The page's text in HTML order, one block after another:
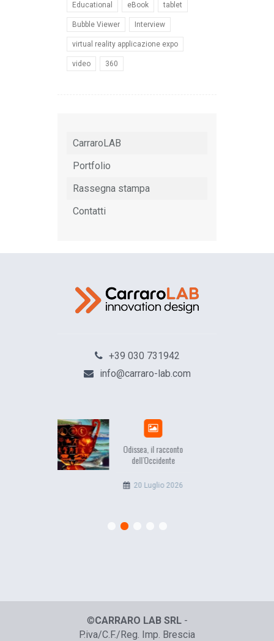
Educational eBook tablet
Bubble Viewer Interview
virtual reality applicazione expo
video 360
CarraroLAB
Portfolio
Rassegna stampa
Contatti
+39 030 731942
info@carraro-lab.com
Odissea, il racconto
dell’Occidente
©CARRARO LAB SRL-
P.iva/C.F./Reg. Imp. Brescia